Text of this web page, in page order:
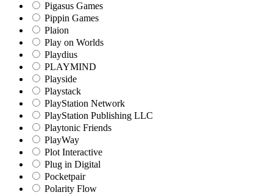
Pigasus Games
Pippin Games
Plaion
Play on Worlds
Playdius
PLAYMIND
Playside
Playstack
PlayStation Network
PlayStation Publishing LLC
Playtonic Friends
PlayWay
Plot Interactive
Plug in Digital
Pocketpair
Polarity Flow